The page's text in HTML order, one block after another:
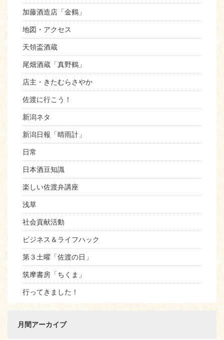
加藤酒造店「金鶴」
地図・アクセス
天領盃酒蔵
尾畑酒蔵「真野鶴」
店主・きたむらさやか
佐渡に行こう！
新潟ネタ
新潟日報「晴雨計」
日常
日本酒豆知識
楽しい佐渡弁講座
浅草
社会貢献活動
ビジネス＆ライフハック
第３土曜「佐渡の日」
筑摩書房「ちくま」
行ってきました！
月間アーカイブ